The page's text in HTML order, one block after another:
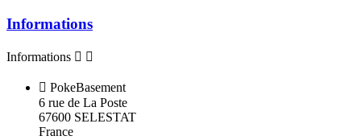
Informations
Informations  
 PokeBasement
6 rue de La Poste
67600 SELESTAT
France